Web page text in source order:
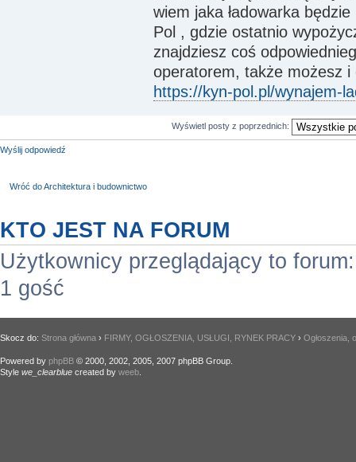
wiem jaka ładowarka
Pol , gdzie ostatnio
znajdziesz coś
operatorem, także możesz
https://kyn-pol.pl/wynajem-
Wyświetl posty z poprzednich:
Wyślij odpowiedź
Wróć do Architektura i budownictwo
KTO JEST NA FORUM
Użytkownicy przeglądający to
1 gość
Skocz do: Strona główna › FIRMY, OGŁOSZENIA, USŁUGI, RYNEK PRACY › Ogłoszenia,
Powered by phpBB © 2000, 2002, 2005, 2007 phpBB Group.
Style we_clearblue created by weeb